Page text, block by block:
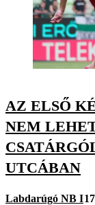
AZ ELSŐ
NEM
UTCÁBAN
Labdarúgó NB I